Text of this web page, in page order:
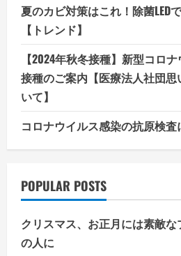
夏のカビ対策はこれ！除菌LED
【トレンド】
【2024年秋冬接種】新型コロ
接種のご案内【医療法人社団
いて】
コロナウイルス感染の抗原検査
POPULAR POSTS
クリスマス、お正月には素敵
の人に